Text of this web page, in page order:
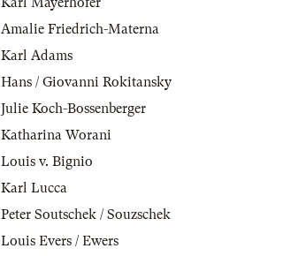
Amalie Friedrich-Materna
Karl Adams
Hans / Giovanni Rokitansky
Julie Koch-Bossenberger
Katharina Worani
Louis v. Bignio
Karl Lucca
Peter Soutschek / Souzschek
Louis Evers / Ewers